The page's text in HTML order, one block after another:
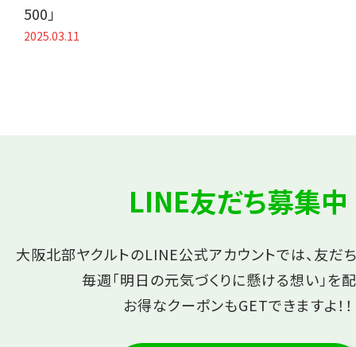
500」
2025.03.11
LINE友だち募集中
大阪北部ヤクルトのLINE公式アカウントでは、友だ
毎週「明日の元気づくりに懸ける想い」を
お得なクーポンもGETできますよ！！